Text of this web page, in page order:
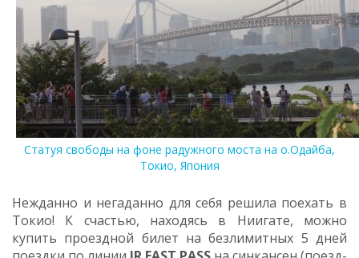
Статуя свободы на фоне радужного моста на о.Одайба,
Токио, Япония
Нежданно и негаданно для себя решила поехать в
Токио! К счастью, находясь в Ниигате, можно
купить проездной билет на безлимитных 5 дней